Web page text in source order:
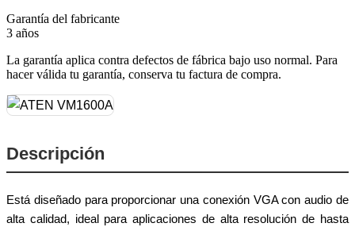
Garantía del fabricante
3 años
La garantía aplica contra defectos de fábrica bajo uso normal. Para
hacer válida tu garantía, conserva tu factura de compra.
Descripción
Está diseñado para proporcionar una conexión VGA con audio de
alta calidad, ideal para aplicaciones de alta resolución de hasta